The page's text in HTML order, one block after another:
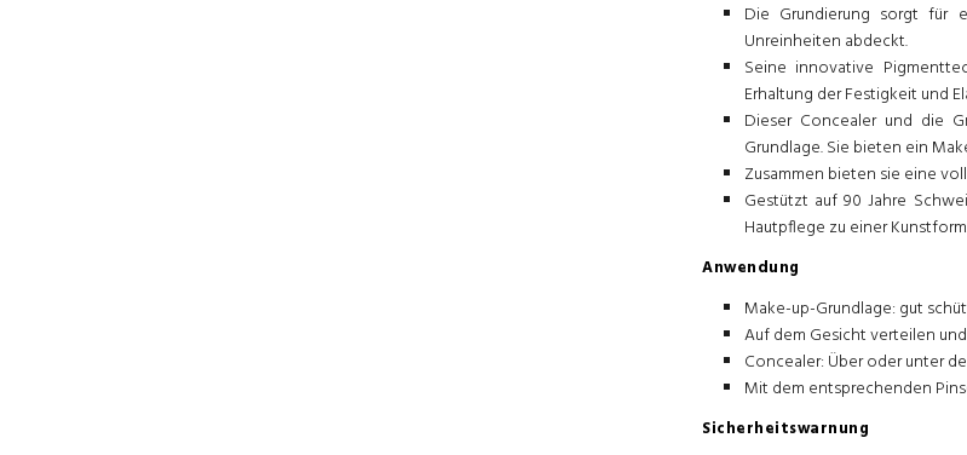
Die Grundierung sorgt für
Unreinheiten abdeckt.
Seine innovative
Erhaltung der Festigkeit und
Dieser Concealer und die
Grundlage. Sie bieten ein
Zusammen bieten sie eine
Gestützt auf 90 Jahre
Hautpflege zu einer
Anwendung
Make-up-Grundlage: gut
Auf dem Gesicht verteilen
Concealer: Über oder unter
Mit dem entsprechenden
Sicherheitswarnung